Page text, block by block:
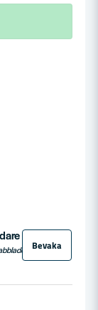
DeWalt DCB118T2 Snabbladdare Flexvolt XR + 2st Batterier 54V (2x6,0ah)
DeWalts batteriladdare DCB118 är en snabbladdare för laddning av DeWalts XR 18V & DeWalts Flexvolt 54V batterier. DCB118 laddar ett 18V batteri 6,0ah på 60 minuter. DCB118T2 levereras med 2st 54V 2,0ah Flexvolt batterier DCB546.Bevaka